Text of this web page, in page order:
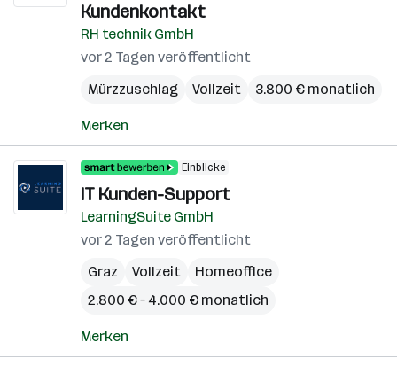
Kundenkontakt
RH technik GmbH
vor 2 Tagen veröffentlicht
Mürzzuschlag
Vollzeit 3.800 € monatlich
Merken
Einblicke
IT Kunden-Support
LearningSuite GmbH
vor 2 Tagen veröffentlicht
Graz
Vollzeit
Homeoffice
2.800 € – 4.000 € monatlich
Merken